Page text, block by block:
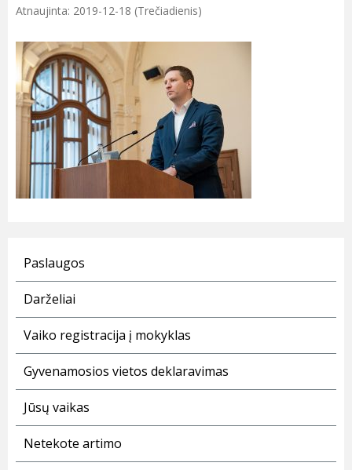
Atnaujinta: 2019-12-18 (Trečiadienis)
Paslaugos
Darželiai
Vaiko registracija į mokyklas
Gyvenamosios vietos deklaravimas
Jūsų vaikas
Netekote artimo